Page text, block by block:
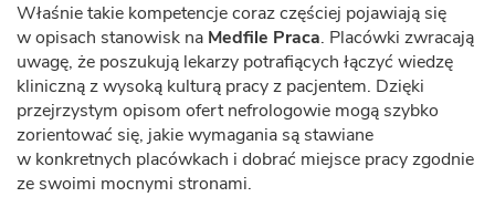
Właśnie takie kompetencje coraz częściej pojawiają się
w opisach stanowisk na Medfile Praca. Placówki zwracają
uwagę, że poszukują lekarzy potrafiących łączyć wiedzę
kliniczną z wysoką kulturą pracy z pacjentem. Dzięki
przejrzystym opisom ofert nefrologowie mogą szybko
zorientować się, jakie wymagania są stawiane
w konkretnych placówkach i dobrać miejsce pracy zgodnie
ze swoimi mocnymi stronami.